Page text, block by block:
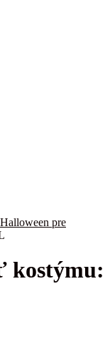
Halloween pre
kostýmu: